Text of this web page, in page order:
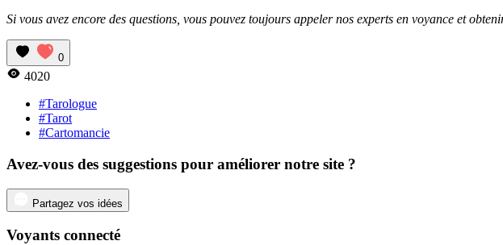
Si vous avez encore des questions, vous pouvez toujours appeler nos experts en voyance et
0
4020
#Tarologue
#Tarot
#Cartomancie
Avez-vous des suggestions pour améliorer notre site ?
Partagez vos idées
Voyants connecté